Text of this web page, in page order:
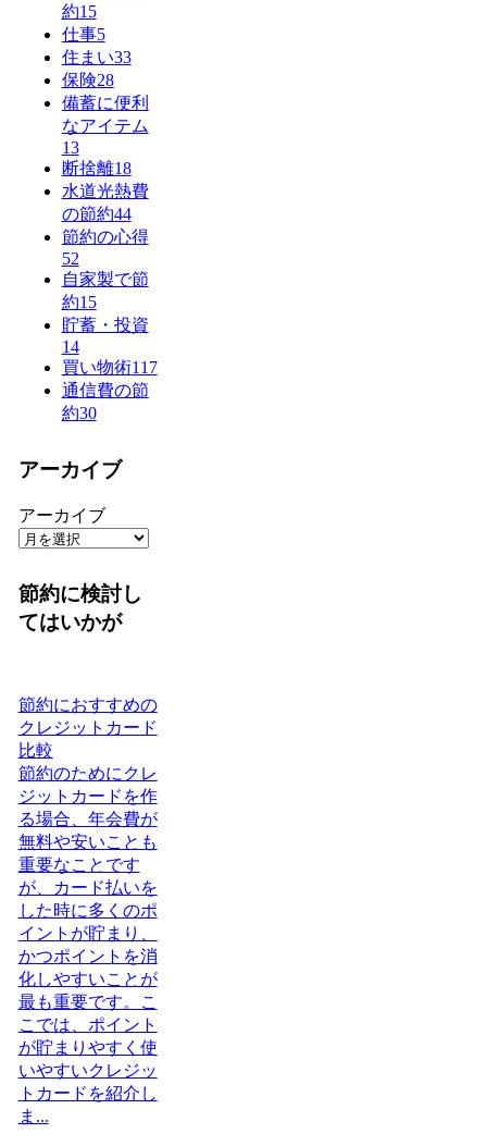
約15
仕事5
住まい33
保険28
備蓄に便利
なアイテム
13
断捨離18
水道光熱費
の節約44
節約の心得
52
自家製で節
約15
貯蓄・投資
14
買い物術117
通信費の節
約30
アーカイブ
アーカイブ
節約に検討し
てはいかが
節約におすすめの
クレジットカード
比較
節約のためにクレ
ジットカードを作
る場合、年会費が
無料や安いことも
重要なことです
が、カード払いを
した時に多くのポ
イントが貯まり、
かつポイントを消
化しやすいことが
最も重要です。こ
こでは、ポイント
が貯まりやすく使
いやすいクレジッ
トカードを紹介し
ま...